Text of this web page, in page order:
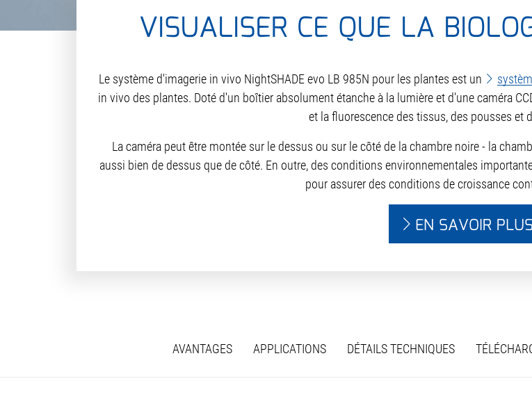
VISUALISER CE QUE LA
Le système d'imagerie in vivo NightSHADE evo LB 985N pour les plantes est un
in vivo des plantes. Doté d'un boîtier absolument étanche à la lumière et d'une caméra
et la fluorescence des tissus, des pousses et
La caméra peut être montée sur le dessus ou sur le côté de la chambre noire - la
aussi bien de dessus que de côté. En outre, des conditions environnementales
pour assurer des conditions de croissance
EN SAVOIR PLUS
AVANTAGES APPLICATIONS DÉTAILS TECHNIQUES